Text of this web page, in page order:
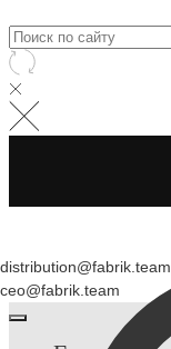
distribution@fabrik.team
ceo@fabrik.team